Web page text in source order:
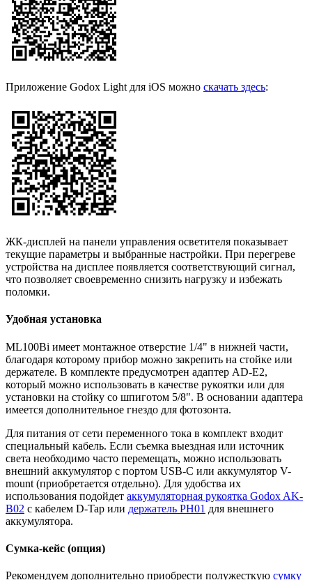
Приложение Godox Light для iOS можно скачать здесь:
ЖК-дисплей на панели управления осветителя показывает
текущие параметры и выбранные настройки. При перегреве
устройства на дисплее появляется соответствующий сигнал,
что позволяет своевременно снизить нагрузку и избежать
поломки.
Удобная установка
ML100Bi имеет монтажное отверстие 1/4" в нижней части,
благодаря которому прибор можно закрепить на стойке или
держателе. В комплекте предусмотрен адаптер AD-E2,
который можно использовать в качестве рукоятки или для
установки на стойку со шпиготом 5/8". В основании адаптера
имеется дополнительное гнездо для фотозонта.
Для питания от сети переменного тока в комплект входит
специальный кабель. Если съемка выездная или источник
света необходимо часто перемещать, можно использовать
внешний аккумулятор с портом USB-C или аккумулятор V-
mount (приобретается отдельно). Для удобства их
использования подойдет аккумуляторная рукоятка Godox AK-
B02 с кабелем D-Tap или держатель PH01 для внешнего
аккумулятора.
Сумка-кейс (опция)
Рекомендуем дополнительно приобрести полужесткую сумку